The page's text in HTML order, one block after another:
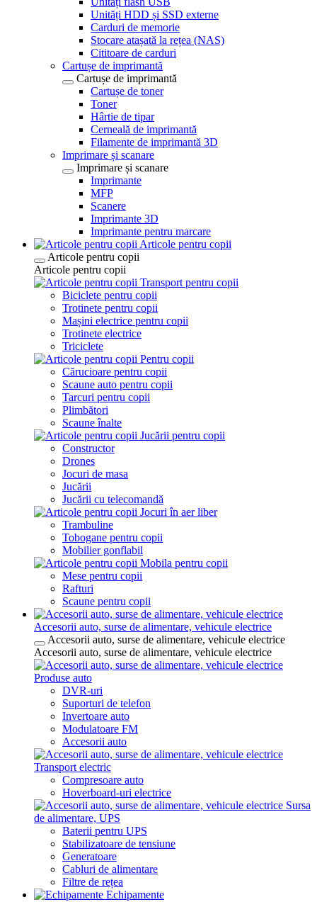
Unități HDD și SSD externe
Carduri de memorie
Stocare atașată la rețea (NAS)
Cititoare de carduri
Cartușe de imprimantă
Cartușe de imprimantă
Cartușe de toner
Toner
Hârtie de tipar
Cerneală de imprimantă
Filamente de imprimantă 3D
Imprimare și scanare
Imprimare și scanare
Imprimante
MFP
Scanere
Imprimante 3D
Imprimante pentru marcare
Articole pentru copii
Articole pentru copii
Articole pentru copii
Transport pentru copii
Biciclete pentru copii
Trotinete pentru copii
Mașini electrice pentru copii
Trotinete electrice
Triciclete
Pentru copii
Cărucioare pentru copii
Scaune auto pentru copii
Tarcuri pentru copii
Plimbători
Scaune înalte
Jucării pentru copii
Constructor
Drones
Jocuri de masa
Jucării
Jucării cu telecomandă
Jocuri în aer liber
Trambuline
Tobogane pentru copii
Mobilier gonflabil
Mobila pentru copii
Mese pentru copii
Rafturi
Scaune pentru copii
Accesorii auto, surse de alimentare, vehicule electrice
Accesorii auto, surse de alimentare, vehicule electrice
Accesorii auto, surse de alimentare, vehicule electrice
Produse auto
DVR-uri
Suporturi de telefon
Invertoare auto
Modulatoare FM
Accesorii auto
Transport electric
Compresoare auto
Hoverboard-uri electrice
Sursa
de alimentare, UPS
Baterii pentru UPS
Stabilizatoare de tensiune
Generatoare
Cabluri de alimentare
Filtre de rețea
Echipamente